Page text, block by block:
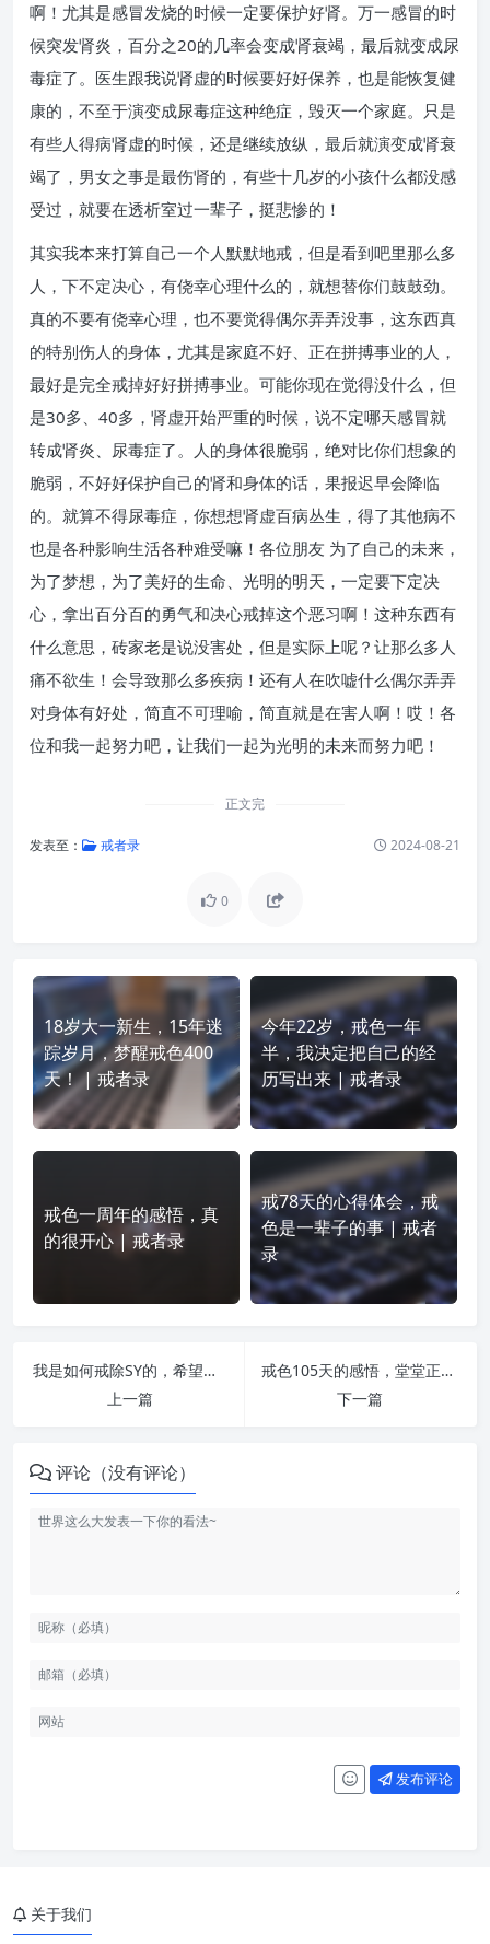
啊！尤其是感冒发烧的时候一定要保护好肾。万一感冒的时
候突发肾炎，百分之20的几率会变成肾衰竭，最后就变成尿
毒症了。医生跟我说肾虚的时候要好好保养，也是能恢复健
康的，不至于演变成尿毒症这种绝症，毁灭一个家庭。只是
有些人得病肾虚的时候，还是继续放纵，最后就演变成肾衰
竭了，男女之事是最伤肾的，有些十几岁的小孩什么都没感
受过，就要在透析室过一辈子，挺悲惨的！
其实我本来打算自己一个人默默地戒，但是看到吧里那么多
人，下不定决心，有侥幸心理什么的，就想替你们鼓鼓劲。
真的不要有侥幸心理，也不要觉得偶尔弄弄没事，这东西真
的特别伤人的身体，尤其是家庭不好、正在拼搏事业的人，
最好是完全戒掉好好拼搏事业。可能你现在觉得没什么，但
是30多、40多，肾虚开始严重的时候，说不定哪天感冒就
转成肾炎、尿毒症了。人的身体很脆弱，绝对比你们想象的
脆弱，不好好保护自己的肾和身体的话，果报迟早会降临
的。就算不得尿毒症，你想想肾虚百病丛生，得了其他病不
也是各种影响生活各种难受嘛！各位朋友 为了自己的未来，
为了梦想，为了美好的生命、光明的明天，一定要下定决
心，拿出百分百的勇气和决心戒掉这个恶习啊！这种东西有
什么意思，砖家老是说没害处，但是实际上呢？让那么多人
痛不欲生！会导致那么多疾病！还有人在吹嘘什么偶尔弄弄
对身体有好处，简直不可理喻，简直就是在害人啊！哎！各
位和我一起努力吧，让我们一起为光明的未来而努力吧！
正文完
发表至： 戒者录 2024-08-21
0
18岁大一新生，15年迷
踪岁月，梦醒戒色400
天！ | 戒者录
今年22岁，戒色一年
半，我决定把自己的经
历写出来 | 戒者录
戒色一周年的感悟，真
的很开心 | 戒者录
戒78天的心得体会，戒
色是一辈子的事 | 戒者
录
我是如何戒除SY的，希望能帮到大家 | 戒者录
上一篇
戒色105天的感悟，堂堂正正，顶天立地！ | 戒者录
下一篇
评论（没有评论）
发布评论
关于我们